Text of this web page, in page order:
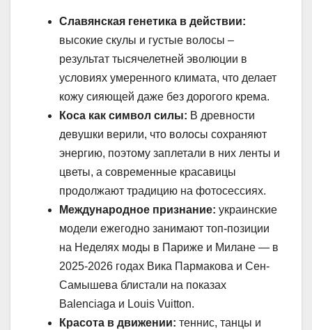
Славянская генетика в действии:
высокие скулы и густые волосы –
результат тысячелетней эволюции в
условиях умеренного климата, что делает
кожу сияющей даже без дорогого крема.
Коса как символ силы: В древности
девушки верили, что волосы сохраняют
энергию, поэтому заплетали в них ленты и
цветы, а современные красавицы
продолжают традицию на фотосессиях.
Международное признание: украинские
модели ежегодно занимают топ-позиции
на Неделях моды в Париже и Милане — в
2025-2026 годах Вика Пармакова и Сен-
Самышева блистали на показах
Balenciaga и Louis Vuitton.
Красота в движении: теннис, танцы и